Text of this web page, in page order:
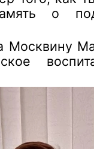
о
Москвину